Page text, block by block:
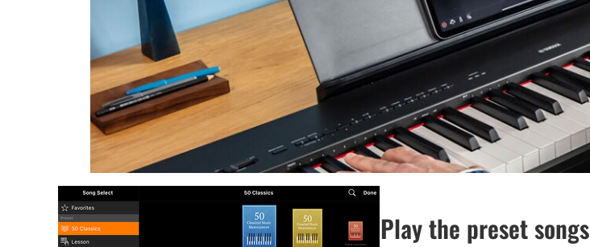
Play the preset songs